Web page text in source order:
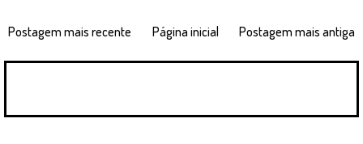
Postagem mais recente Postagem mais antiga
Página inicial